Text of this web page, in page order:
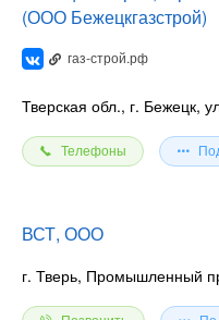
(ООО Бежецкгазстрой)
газ-строй.рф
Тверская обл., г. Бежецк,
Телефоны
ВСТ, ООО
г. Тверь, Промышленный